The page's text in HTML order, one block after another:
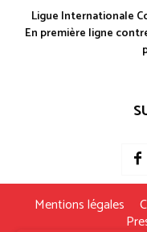
Ligue Internationale
En première ligne
Mentions légales